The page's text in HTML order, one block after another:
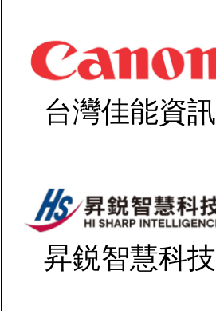
台灣佳能資訊
昇鋭智慧科技